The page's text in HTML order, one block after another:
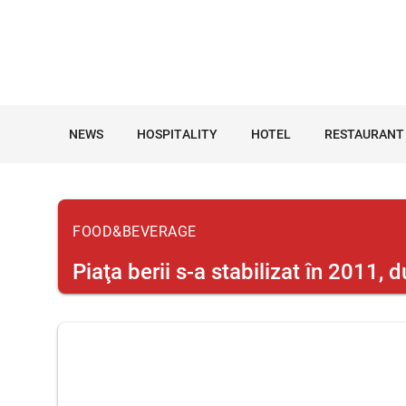
NEWS HOSPITALITY HOTEL RESTAURANT
FOOD&BEVERAGE
Piaţa berii s-a stabilizat în 2011,